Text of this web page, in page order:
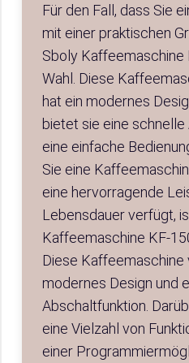
Für den Fall, dass Sie
mit einer praktischen
Sboly Kaffeemaschine
Wahl. Diese
hat ein modernes
bietet sie eine
eine einfache
Sie eine
eine hervorragende
Lebensdauer verfügt,
Kaffeemaschine KF-
Diese Kaffeemaschine
modernes Design und
Abschaltfunktion.
eine Vielzahl von
einer